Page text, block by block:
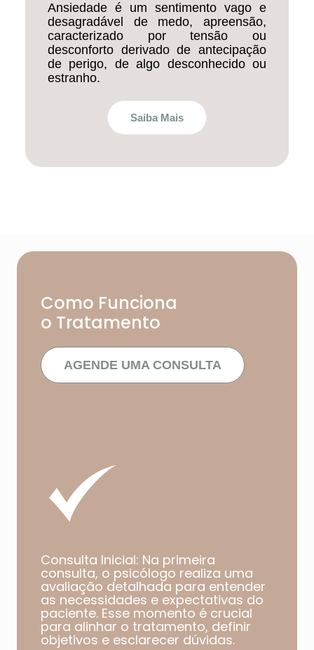
Ansiedade é um sentimento vago e
desagradável de medo, apreensão,
caracterizado por tensão ou
desconforto derivado de antecipação
de perigo, de algo desconhecido ou
estranho.
Saiba Mais
Como Funciona
o Tratamento
AGENDE UMA CONSULTA
Consulta Inicial: Na primeira
consulta, o psicólogo realiza uma
avaliação detalhada para entender
as necessidades e expectativas do
paciente. Esse momento é crucial
para alinhar o tratamento, definir
objetivos e esclarecer dúvidas.